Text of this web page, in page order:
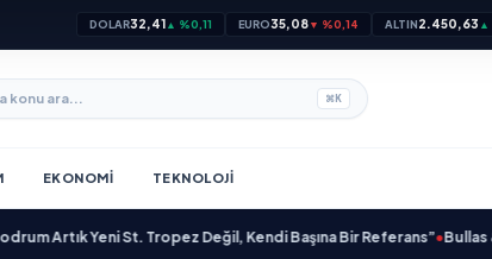
DOLAR32,41▲ %0,11 EURO35,08▼ %0,14 ALTIN2.450,63 ▲
⌘K
EKONOMI TEKNOLOJI
Artık Yeni St. Tropez Değil, Kendi Başına Bir Referans”•Bullas &